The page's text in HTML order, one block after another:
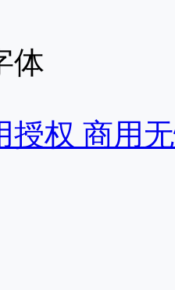
体
授权 商用